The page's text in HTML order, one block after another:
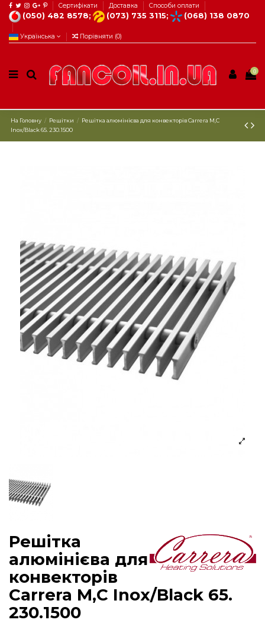
Сертифікати Доставка Способи оплати
(050) 482 8578; (073) 735 3115; (068) 138 0870
Українська Порівняти (0)
0
На Головну Решітки
Решітка алюмінієва для конвекторів Carrera М,C
Inox/Black 65. 230.1500
Решітка
алюмінієва для
конвекторів
Carrera М,C Inox/Black 65.
230.1500